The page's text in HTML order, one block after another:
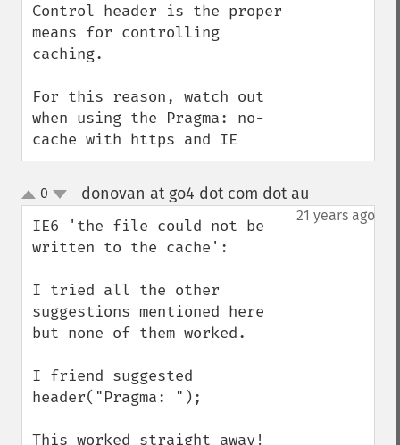
Control header is the proper
means for controlling
caching.
For this reason, watch out
when using the Pragma: no-
cache with https and IE
up
down
0 donovan at go4 dot com dot au
21 years ago
IE6 'the file could not be
written to the cache':
I tried all the other
suggestions mentioned here
but none of them worked.
I friend suggested
header("Pragma: ");
This worked straight away!